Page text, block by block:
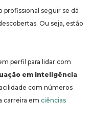
profissional seguir se dá
Ou seja, estão
perfil para lidar com
em inteligência
com números
carreira em ciências